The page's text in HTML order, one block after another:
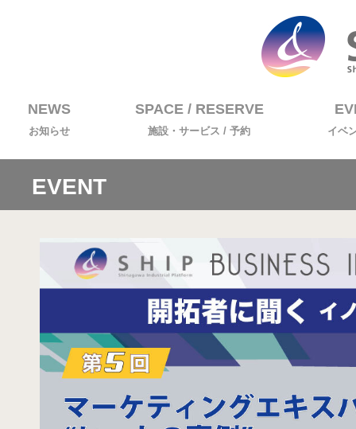
NEWS
お知らせ
SPACE / RESERVE
施設・サービス / 予約 イベ
EVENT